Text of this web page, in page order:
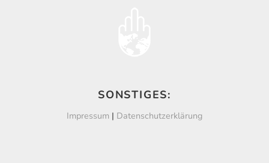
SONSTIGES:
Impressum | Datenschutzerklärung